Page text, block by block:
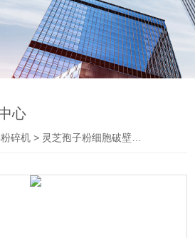
心
碎机 > 灵芝孢子粉细胞破壁机